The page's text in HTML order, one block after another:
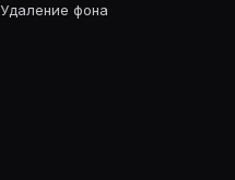
Удаление фона